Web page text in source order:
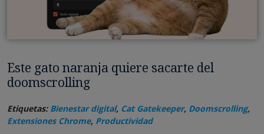
Este gato naranja quiere sacarte del
doomscrolling
Etiquetas: Bienestar digital, Cat Gatekeeper, Doomscrolling,
Extensiones Chrome, Productividad